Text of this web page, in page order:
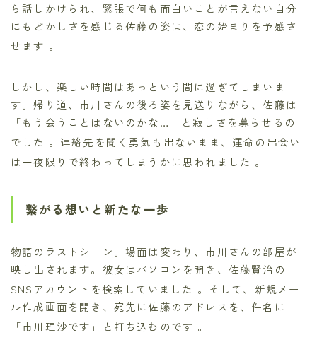
ら話しかけられ、緊張で何も面白いことが言えない自分
にもどかしさを感じる佐藤の姿は、恋の始まりを予感さ
せます 。
しかし、楽しい時間はあっという間に過ぎてしまいま
す。帰り道、市川さんの後ろ姿を見送りながら、佐藤は
「もう会うことはないのかな…」と寂しさを募らせるの
でした 。連絡先を聞く勇気も出ないまま、運命の出会い
は一夜限りで終わってしまうかに思われました 。
繋がる想いと新たな一歩
物語のラストシーン。場面は変わり、市川さんの部屋が
映し出されます。彼女はパソコンを開き、佐藤賢治の
SNSアカウントを検索していました 。そして、新規メー
ル作成画面を開き、宛先に佐藤のアドレスを、件名に
「市川理沙です」と打ち込むのです 。